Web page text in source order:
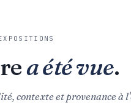
a été vue.
contexte et provenance à